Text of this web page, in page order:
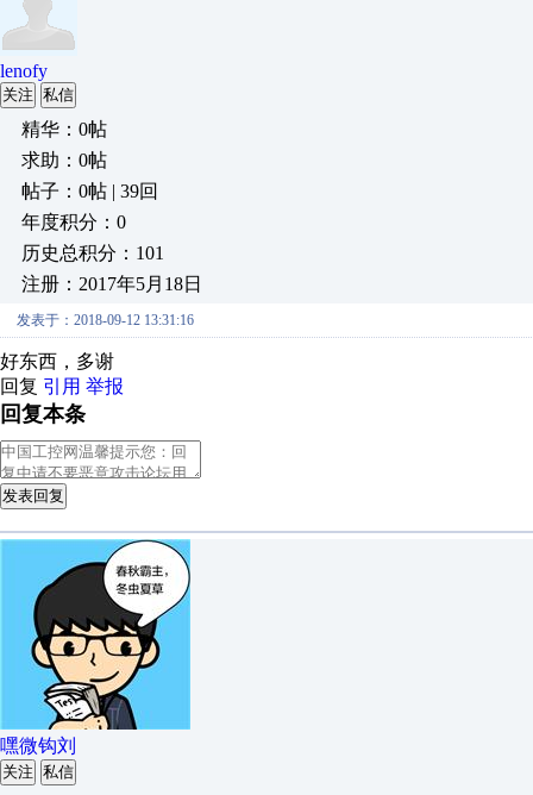
lenofy
关注 私信
精华：0帖
求助：0帖
帖子：0帖 | 39回
年度积分：0
历史总积分：101
注册：2017年5月18日
发表于：2018-09-12 13:31:16
好东西，多谢
回复 引用 举报
回复本条
发表回复
嘿微钩刘
关注 私信